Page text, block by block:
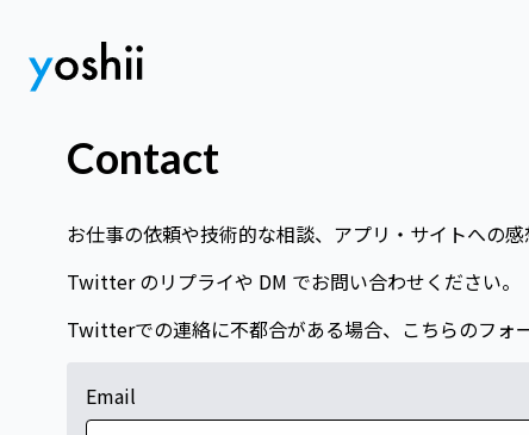
Contact
お仕事の依頼や技術的な相談、アプリ・サイトへの
Twitter のリプライや DM でお問い合わせください。
Twitterでの連絡に不都合がある場合、こちらのフォ
Email